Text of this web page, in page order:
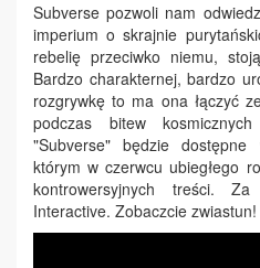
Subverse pozwoli nam
imperium o skrajnie
rebelię przeciwko niemu,
Bardzo charakternej, bardzo
rozgrywkę to ma ona łączyć
podczas bitew
"Subverse" będzie
którym w czerwcu ubiegłego
kontrowersyjnych treści.
Interactive. Zobaczcie zwiastun!